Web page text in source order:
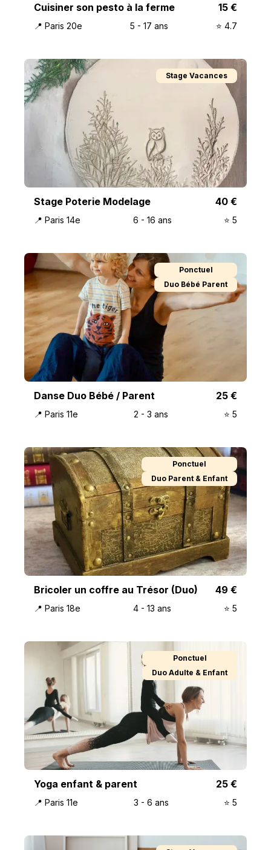
Cuisiner son pesto à la ferme 15 €
📍 Paris 20e 5 - 17 ans ⭐️ 4.7
Stage Vacances
Stage Poterie Modelage 40 €
📍 Paris 14e 6 - 16 ans ⭐️ 5
Ponctuel
Duo Bébé Parent
Danse Duo Bébé / Parent 25 €
📍 Paris 11e 2 - 3 ans ⭐️ 5
Ponctuel
Duo Parent & Enfant
Bricoler un coffre au Trésor (Duo) 49 €
📍 Paris 18e 4 - 13 ans ⭐️ 5
Ponctuel
Duo Adulte & Enfant
Yoga enfant & parent 25 €
📍 Paris 11e 3 - 6 ans ⭐️ 5